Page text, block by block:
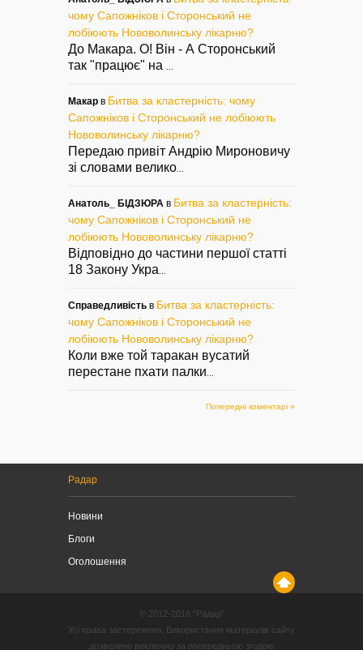
чому Сапожніков і Сторонський не
лобіюють Нововолинську лікарню?
До Макара. О! Він - А Сторонський
так "працює" на
Макар в Битва за кластерність: чому
Сапожніков і Сторонський не лобіюють
Нововолинську лікарню?
Передаю привіт Андрію Мироновичу
зі словами велико
Анатоль_ БІДЗЮРА в Битва за кластерність:
чому Сапожніков і Сторонський не
лобіюють Нововолинську лікарню?
Відповідно до частини першої статті
18 Закону Укра
Справедливість в Битва за кластерність:
чому Сапожніков і Сторонський не
лобіюють Нововолинську лікарню?
Коли вже той таракан вусатий
перестане пхати палки
Попередні коментарі »
Радар
Новини
Блоги
Оголошення
© 2012-2016 “Радар”
Усі права застережено. Використання матеріалів сайту
дозволено виключно за попередньою згодою